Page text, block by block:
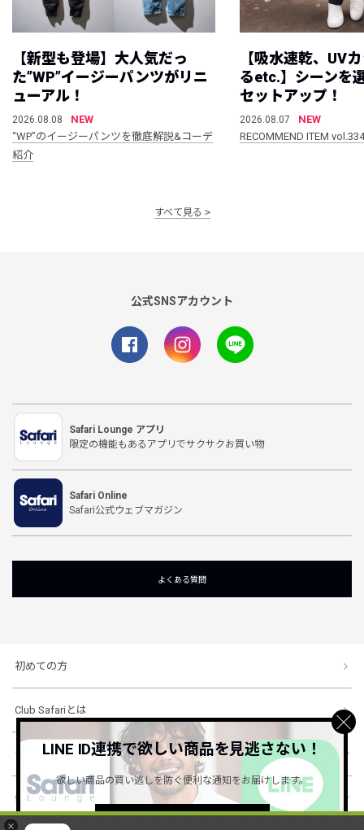
×
【新型も登場】大人気だっ
た”WP”イージーパンツがリニ
ューアル！
2026.08.08
NEW
“WP”のイージーパンツを徹底解説&コーデ
紹介
【吸水速乾、UV
るetc.】シーンを
セットアップ！
2026.08.07
NEW
RECOMMEND ITEM vol.334
すべて見る
公式SNSアカウント
Safari Lounge アプリ
限定の機能もあるアプリでサクサクお買い物
Safari Online
Safari公式ウェブマガジン
よくある質問
初めての方
Club Safariとは
ショッピングガイド
会社概要・規約
LINE ID連携で欲しい商品を見逃さない！
欲しい商品の買い逃しを防ぐ便利な通知をお届けします。
詳しくはこちら ＞